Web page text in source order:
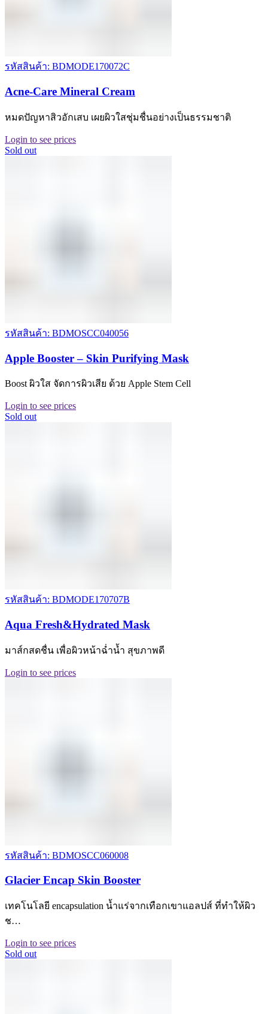
รหัสสินค้า: BDMODE170072C
Acne-Care Mineral Cream
หมดปัญหาสิวอักเสบ เผยผิวใสชุ่มชื่นอย่างเป็นธรรมชาติ
Login to see prices
Sold out
รหัสสินค้า: BDMOSCC040056
Apple Booster – Skin Purifying Mask
Boost ผิวใส จัดการผิวเสีย ด้วย Apple Stem Cell
Login to see prices
Sold out
รหัสสินค้า: BDMODE170707B
Aqua Fresh&Hydrated Mask
มาส์กสดชื่น เพื่อผิวหน้าฉ่ำน้ำ สุขภาพดี
Login to see prices
รหัสสินค้า: BDMOSCC060008
Glacier Encap Skin Booster
เทคโนโลยี encapsulation น้ำแร่จากเทือกเขาแอลปส์ ที่ทำให้ผิว
ช…
Login to see prices
Sold out